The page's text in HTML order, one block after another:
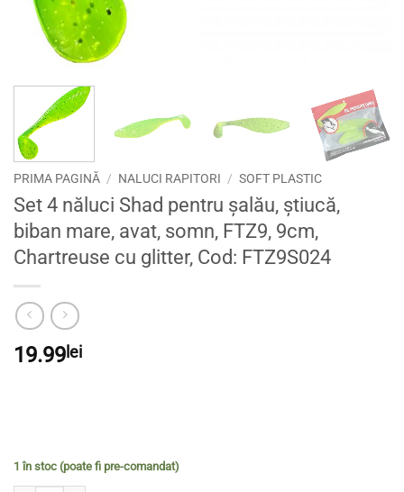
PRIMA PAGINĂ / NALUCI RAPITORI / SOFT PLASTIC
Set 4 năluci Shad pentru șalău, știucă,
biban mare, avat, somn, FTZ9, 9cm,
Chartreuse cu glitter, Cod: FTZ9S024
19.99lei
1 în stoc (poate fi pre-comandat)